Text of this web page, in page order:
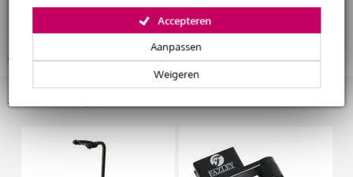
Weigeren
Aanpassen
Accepteren
model: Space G6MS
Bekijk alle productspecificaties